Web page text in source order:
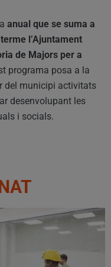
anual que se suma a
l’Ajuntament
de Majors per a
programa posa a la
del municipi activitats
desenvolupant les
i socials.